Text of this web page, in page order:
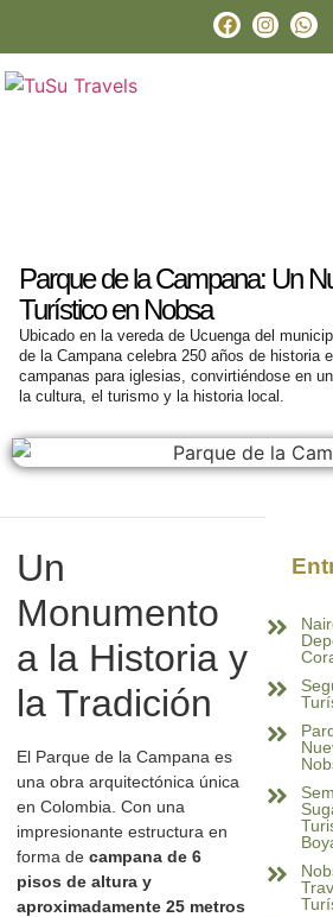
Parque de la Campana: Un
Turístico en Nobsa
Ubicado en la vereda de Ucuenga del
de la Campana celebra 250 años de historia
campanas para iglesias, convirtiéndose en
la cultura, el turismo y la historia local.
Un
Monumento
a la Historia y
la Tradición
El Parque de la Campana es
una obra arquitectónica única
en Colombia. Con una
impresionante estructura en
forma decampana de 6
pisos de altura y
aproximadamente 25 metros